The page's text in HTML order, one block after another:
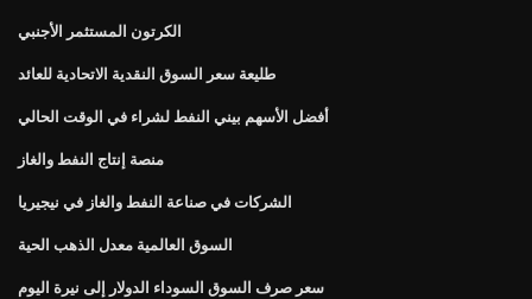
الكرتون المستثمر الأجنبي
طليعة سعر السوق النقدية الاتحادية للعائد
أفضل الأسهم بيني النفط لشراء في الوقت الحالي
منصة إنتاج النفط والغاز
الشركات في صناعة النفط والغاز في نيجيريا
السوق العالمية معدل الذهب الحية
سعر صرف السوق السوداء الدولار إلى نيرة اليوم